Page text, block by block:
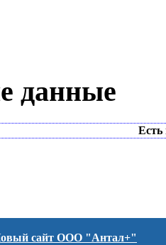
данные
Есть
сайт ООО "Антал+"